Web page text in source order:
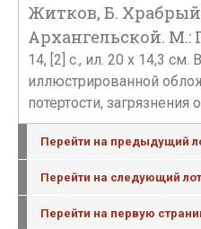
Житков, Б.
Архангельской. М.:
14, [2] с., ил. 20 х 14,3 см.
иллюстрированной
потертости,
Перейти на предыдущий
Перейти на следующий лот
Перейти на первую